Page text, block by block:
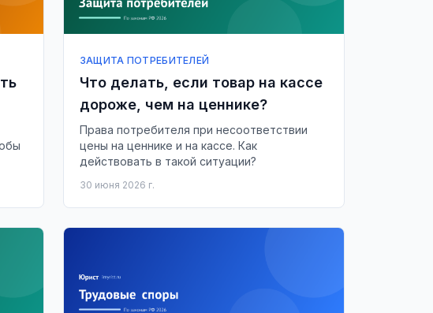
ЗАЩИТА ПОТРЕБИТЕЛЕЙ
Что делать, если товар на кассе
дороже, чем на ценнике?
Права потребителя при несоответствии
цены на ценнике и на кассе. Как
действовать в такой ситуации?
30 июня 2026 г.